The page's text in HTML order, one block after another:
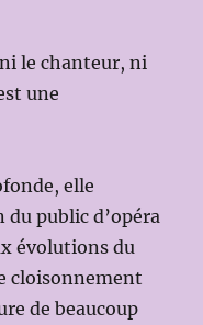
le chanteur, ni
une
elle
public d’opéra
évolutions du
cloisonnement
de beaucoup